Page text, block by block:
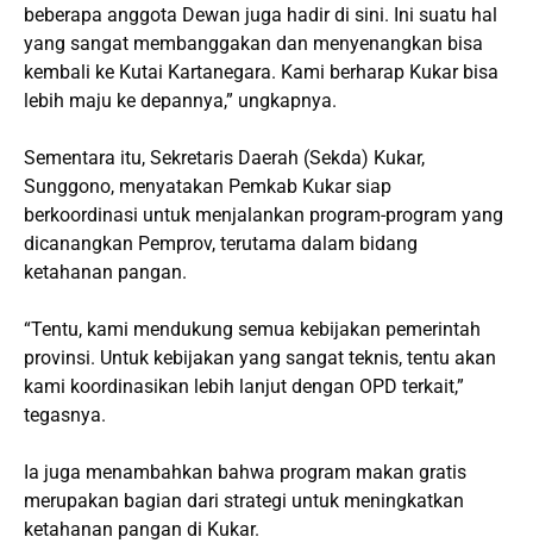
beberapa anggota Dewan juga hadir di sini. Ini suatu hal
yang sangat membanggakan dan menyenangkan bisa
kembali ke Kutai Kartanegara. Kami berharap Kukar bisa
lebih maju ke depannya,” ungkapnya.
Sementara itu, Sekretaris Daerah (Sekda) Kukar,
Sunggono, menyatakan Pemkab Kukar siap
berkoordinasi untuk menjalankan program-program yang
dicanangkan Pemprov, terutama dalam bidang
ketahanan pangan.
“Tentu, kami mendukung semua kebijakan pemerintah
provinsi. Untuk kebijakan yang sangat teknis, tentu akan
kami koordinasikan lebih lanjut dengan OPD terkait,”
tegasnya.
Ia juga menambahkan bahwa program makan gratis
merupakan bagian dari strategi untuk meningkatkan
ketahanan pangan di Kukar.